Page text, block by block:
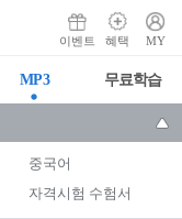
이벤트 혜택 MY
MP3 무료학습
중국어
자격시험 수험서